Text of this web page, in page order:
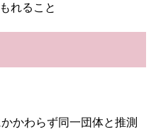
れること
かわらず同一団体と推測